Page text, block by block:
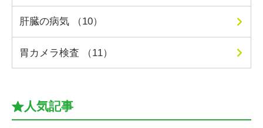
肝臓の病気 （10）
胃カメラ検査 （11）
人気記事